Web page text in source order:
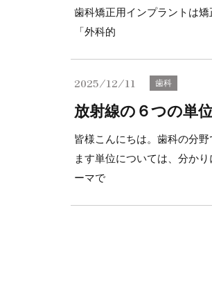
歯科矯正用インプラントは
「外科的
2025/12/11 歯科
放射線の６つの単
皆様こんにちは。歯科の分
ます単位については、分か
ーマで